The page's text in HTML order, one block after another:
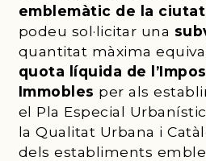
emblemàtic de la
podeu sol·licitar una
quantitat màxima
quota líquida de
Immobles per als
el Pla Especial
la Qualitat Urbana i
dels establiments